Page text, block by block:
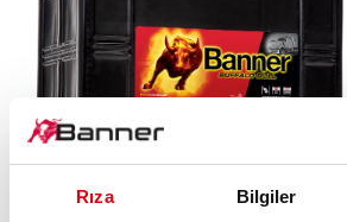
Rıza Bilgiler